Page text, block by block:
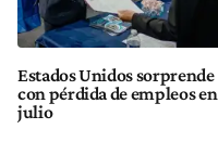
Estados Unidos sorprende
con pérdida de empleos en
julio